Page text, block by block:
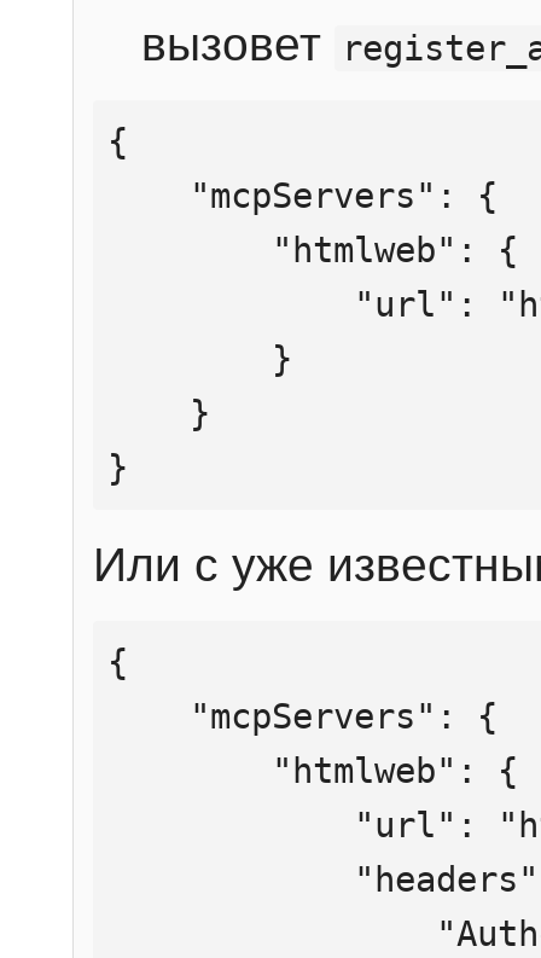
вызовет
{
}
Или с уже
{